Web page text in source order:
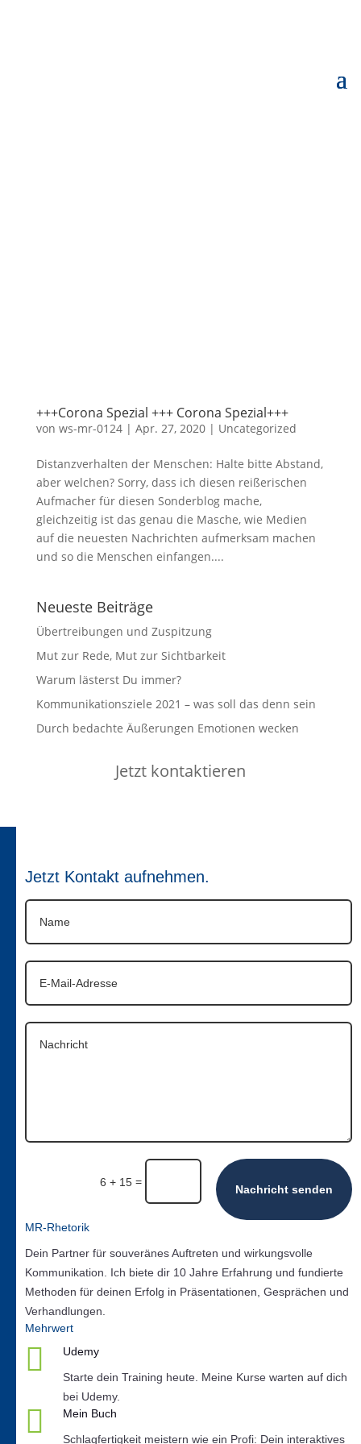
+++Corona Spezial +++ Corona Spezial+++
von ws-mr-0124| Apr. 27, 2020| Uncategorized
Distanzverhalten der Menschen: Halte bitte Abstand,
aber welchen? Sorry, dass ich diesen reißerischen
Aufmacher für diesen Sonderblog mache,
gleichzeitig ist das genau die Masche, wie Medien
auf die neuesten Nachrichten aufmerksam machen
und so die Menschen einfangen....
Neueste Beiträge
Übertreibungen und Zuspitzung
Mut zur Rede, Mut zur Sichtbarkeit
Warum lästerst Du immer?
Kommunikationsziele 2021 – was soll das denn sein
Durch bedachte Äußerungen Emotionen wecken
Jetzt kontaktieren
Jetzt Kontakt aufnehmen.
6 + 15 =
Nachricht senden
MR-Rhetorik
Dein Partner für souveränes Auftreten und wirkungsvolle
Kommunikation. Ich biete dir 10 Jahre Erfahrung und fundierte
Methoden für deinen Erfolg in Präsentationen, Gesprächen und
Verhandlungen.
Mehrwert

Udemy
Starte dein Training heute. Meine Kurse warten auf dich
bei Udemy.

Mein Buch
Schlagfertigkeit meistern wie ein Profi: Dein interaktives